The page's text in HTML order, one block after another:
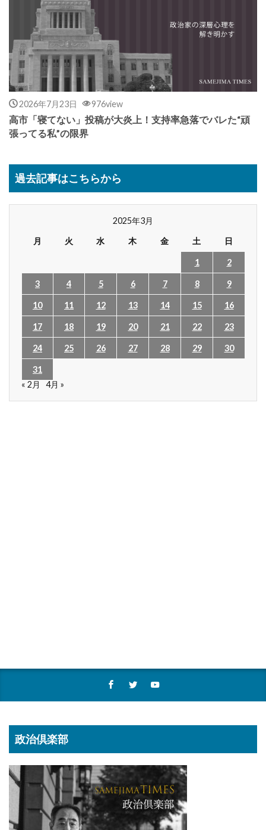
2026年7月23日 976view
高市「寝てない」投稿が大炎上！支持率急落でバレた“頑
張ってる私”の限界
過去記事はこちらから
2025年3月
月
火 水 木 金 土 日
1 2
3 4 5 6 7 8 9
10 11 12 13 14 15 16
17 18 19 20 21 22 23
24 25 26 27 28 29 30
31
« 2月
4月 »
政治倶楽部